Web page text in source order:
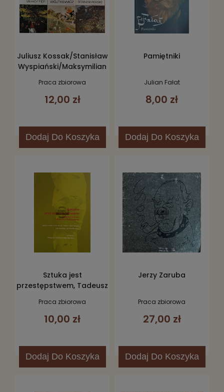
Juliusz Kossak/Stanisław
Wyspiański/Maksymilian
Mehoffer/Witold
Wojtkiewicz/ Jan
Praca zbiorowa
12,00 zł
Dodaj Do Koszyka
Pamiętniki
Julian Fałat
8,00 zł
Dodaj Do Koszyka
Sztuka jest
przestępstwem, Tadeusz
Szwajcarja
Praca zbiorowa
10,00 zł
Dodaj Do Koszyka
Jerzy Zaruba
Praca zbiorowa
27,00 zł
Dodaj Do Koszyka